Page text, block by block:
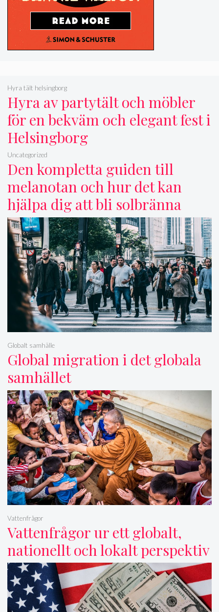
Hyra av partytält och möbler
för en bekväm och elegant fest i
Helsingborg
Hyra tält helsingborg
Den kompletta guiden till
melanotan och hur det kan
hjälpa dig att bli solbränna
Uncategorized
Global migration i det globala
samhället
Globalt samhälle
Vattenfrågor ur ett globalt,
nationellt och lokalt perspektiv
Vattenfrågor